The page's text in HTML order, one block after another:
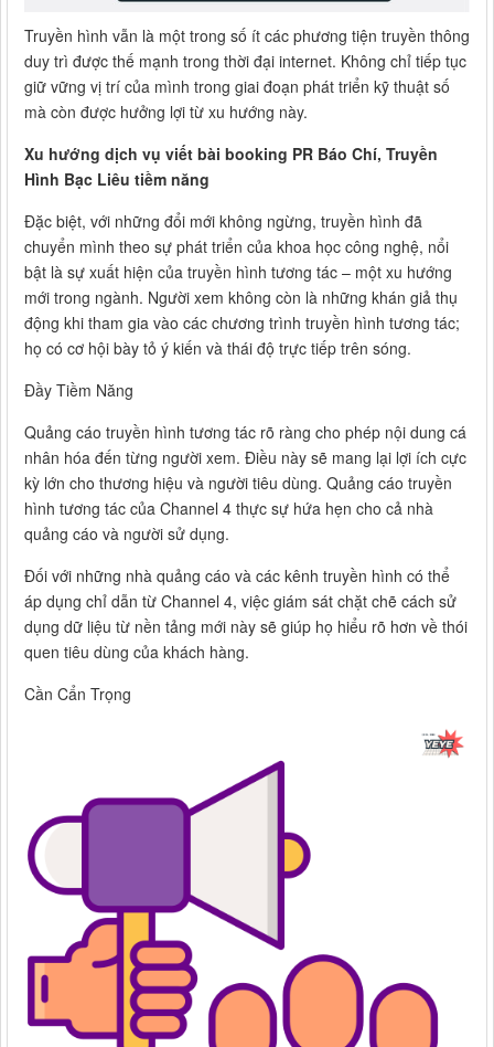
Truyền hình vẫn là một trong số ít các phương tiện truyền thông
duy trì được thế mạnh trong thời đại internet. Không chỉ tiếp tục
giữ vững vị trí của mình trong giai đoạn phát triển kỹ thuật số
mà còn được hưởng lợi từ xu hướng này.
Xu hướng dịch vụ viết bài booking PR Báo Chí, Truyền
Hình Bạc Liêu tiềm năng
Đặc biệt, với những đổi mới không ngừng, truyền hình đã
chuyển mình theo sự phát triển của khoa học công nghệ, nổi
bật là sự xuất hiện của truyền hình tương tác – một xu hướng
mới trong ngành. Người xem không còn là những khán giả thụ
động khi tham gia vào các chương trình truyền hình tương tác;
họ có cơ hội bày tỏ ý kiến và thái độ trực tiếp trên sóng.
Đầy Tiềm Năng
Quảng cáo truyền hình tương tác rõ ràng cho phép nội dung cá
nhân hóa đến từng người xem. Điều này sẽ mang lại lợi ích cực
kỳ lớn cho thương hiệu và người tiêu dùng. Quảng cáo truyền
hình tương tác của Channel 4 thực sự hứa hẹn cho cả nhà
quảng cáo và người sử dụng.
Đối với những nhà quảng cáo và các kênh truyền hình có thể
áp dụng chỉ dẫn từ Channel 4, việc giám sát chặt chẽ cách sử
dụng dữ liệu từ nền tảng mới này sẽ giúp họ hiểu rõ hơn về thói
quen tiêu dùng của khách hàng.
Cần Cẩn Trọng